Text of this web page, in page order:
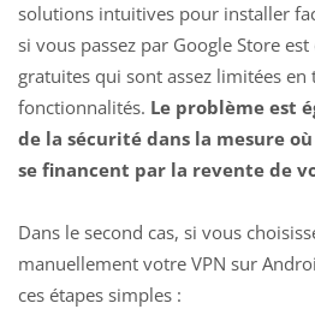
solutions intuitives pour installer
si vous passez par Google Store
gratuites qui sont assez limitées en
fonctionnalités. Le problème est
de la sécurité dans la mesure
se financent par la revente de
Dans le second cas, si vous
manuellement votre VPN sur
ces étapes simples :